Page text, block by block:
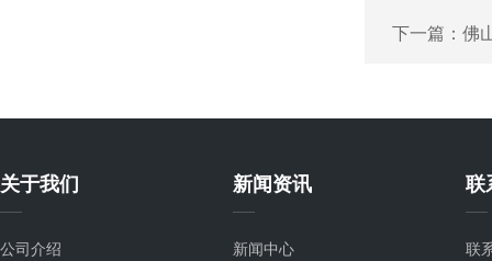
下一篇： 佛
关于我们
公司介绍
新闻资讯
新闻中心
联
联